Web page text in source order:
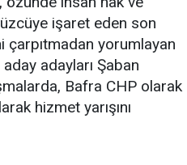
işaret eden son
çarpıtmadan yorumlayan
adayları Şaban
Bafra CHP olarak
hizmet yarışını